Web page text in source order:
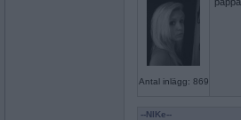
Antal inlägg: 869
--NIKe--